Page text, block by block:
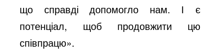
що справді допомогло нам. І є
потенціал, щоб продовжити цю
співпрацю».